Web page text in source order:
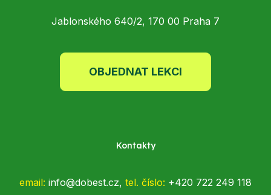
Jablonského 640/2, 170 00 Praha 7
OBJEDNAT LEKCI
Kontakty
email: info@dobest.cz, tel. číslo: +420 722 249 118